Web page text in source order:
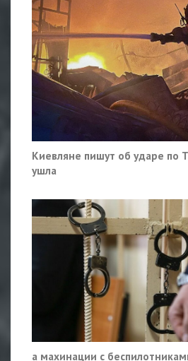
Киевляне пишут об ударе по
ушла
а махинации с